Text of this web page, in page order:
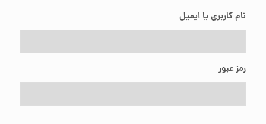
نام کاربری یا ایمیل
رمز عبور